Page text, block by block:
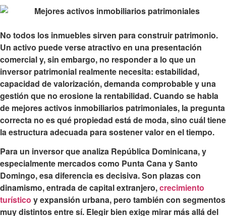
No todos los inmuebles sirven para construir patrimonio.
Un activo puede verse atractivo en una presentación
comercial y, sin embargo, no responder a lo que un
inversor patrimonial realmente necesita: estabilidad,
capacidad de valorización, demanda comprobable y una
gestión que no erosione la rentabilidad. Cuando se habla
de mejores activos inmobiliarios patrimoniales, la pregunta
correcta no es qué propiedad está de moda, sino cuál tiene
la estructura adecuada para sostener valor en el tiempo.
Para un inversor que analiza República Dominicana, y
especialmente mercados como Punta Cana y Santo
Domingo, esa diferencia es decisiva. Son plazas con
dinamismo, entrada de capital extranjero,crecimiento
turístico y expansión urbana, pero también con segmentos
muy distintos entre sí. Elegir bien exige mirar más allá del